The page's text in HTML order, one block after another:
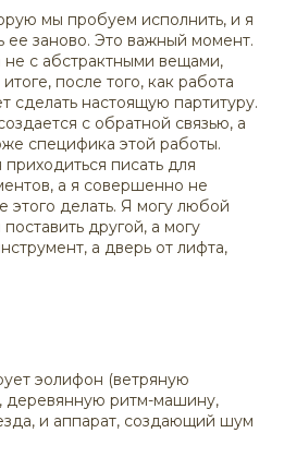
мы пробуем исполнить, и я
ее заново. Это важный момент.
с абстрактными вещами,
после того, как работа
сделать настоящую партитуру.
с обратной связью, а
специфика этой работы.
писать для
а я совершенно не
этого делать. Я могу любой
другой, а могу
а дверь от лифта,
эолифон (ветряную
деревянную ритм-машину,
и аппарат, создающий шум